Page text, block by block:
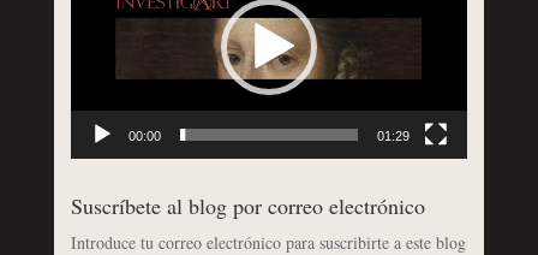
00:00 01:29
Suscríbete al blog por correo electrónico
Introduce tu correo electrónico para suscribirte a este blog